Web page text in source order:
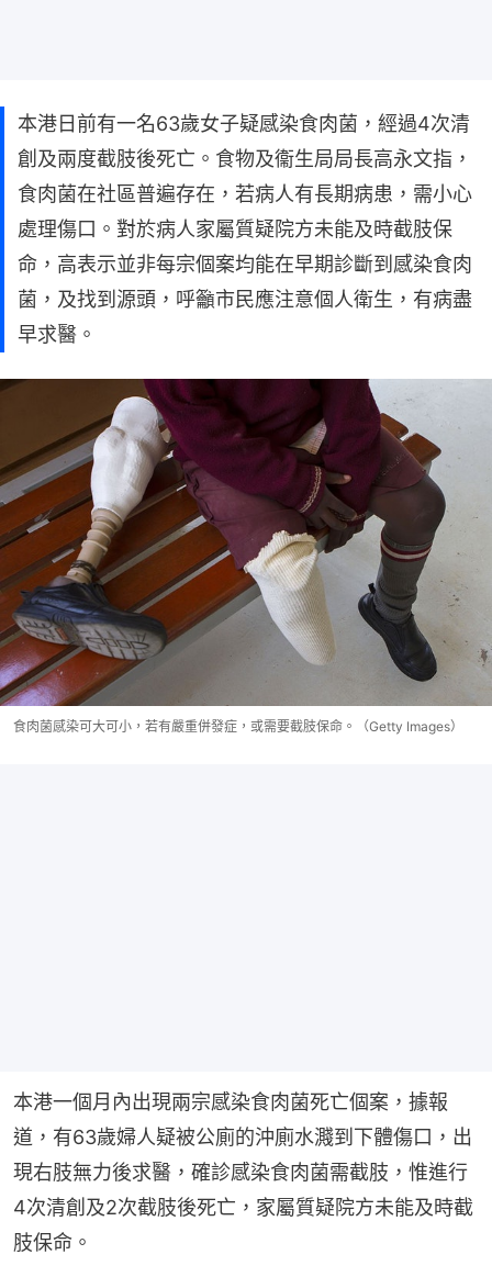
本港日前有一名63歲女子疑感染食肉菌，經過4次清
創及兩度截肢後死亡。食物及衞生局局長高永文指，
食肉菌在社區普遍存在，若病人有長期病患，需小心
處理傷口。對於病人家屬質疑院方未能及時截肢保
命，高表示並非每宗個案均能在早期診斷到感染食肉
菌，及找到源頭，呼籲市民應注意個人衛生，有病盡
早求醫。
食肉菌感染可大可小，若有嚴重併發症，或需要截肢保命。（Getty Images）
本港一個月內出現兩宗感染食肉菌死亡個案，據報
道，有63歲婦人疑被公廁的沖廁水濺到下體傷口，出
現右肢無力後求醫，確診感染食肉菌需截肢，惟進行
4次清創及2次截肢後死亡，家屬質疑院方未能及時截
肢保命。